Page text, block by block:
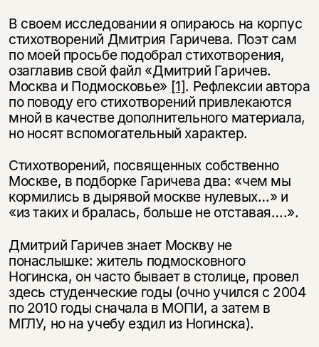
В своем исследовании я опираюсь на корпус
стихотворений Дмитрия Гаричева. Поэт сам
по моей просьбе подобрал стихотворения,
озаглавив свой файл «Дмитрий Гаричев.
Москва и Подмосковье» [1]. Рефлексии автора
по поводу его стихотворений привлекаются
мной в качестве дополнительного материала,
но носят вспомогательный характер.
Стихотворений, посвященных собственно
Москве, в подборке Гаричева два: «чем мы
кормились в дырявой москве нулевых…» и
«из таких и бралась, больше не отставая….».
Дмитрий Гаричев знает Москву не
понаслышке: житель подмосковного
Ногинска, он часто бывает в столице, провел
здесь студенческие годы (очно учился с 2004
по 2010 годы сначала в МОПИ, а затем в
МГЛУ, но на учебу ездил из Ногинска).